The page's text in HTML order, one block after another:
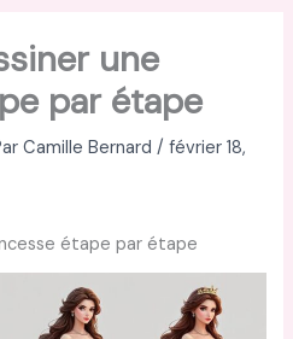
une
par étape
Camille Bernard/février 18,
étape par étape